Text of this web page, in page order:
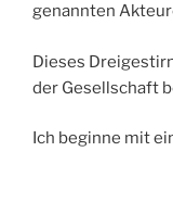
genannten
Dieses
der Gesellschaft
Ich beginne mit